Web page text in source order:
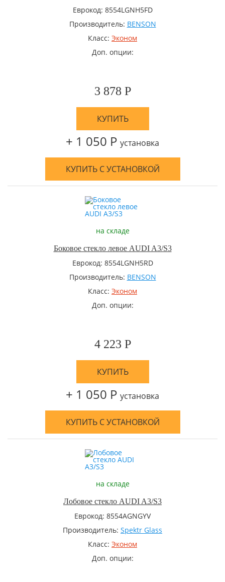
Еврокод: 8554LGNH5FD
Производитель: BENSON
Класс: Эконом
Доп. опции:
3 878 Р
КУПИТЬ
+ 1 050 Р установка
КУПИТЬ С УСТАНОВКОЙ
на складе
Боковое стекло левое AUDI A3/S3
Еврокод: 8554LGNH5RD
Производитель: BENSON
Класс: Эконом
Доп. опции:
4 223 Р
КУПИТЬ
+ 1 050 Р установка
КУПИТЬ С УСТАНОВКОЙ
на складе
Лобовое стекло AUDI A3/S3
Еврокод: 8554AGNGYV
Производитель: Spektr Glass
Класс: Эконом
Доп. опции: